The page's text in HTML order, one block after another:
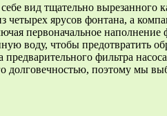
вид тщательно вырезанного
ярусов фонтана, а
первоначальное
воду, чтобы предотвратить
фильтра
поэтому мы